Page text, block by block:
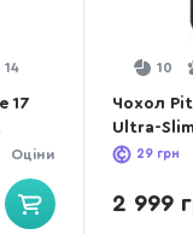
14
17
Оціни
10
Чохол
Ultra-
29грн
2 999